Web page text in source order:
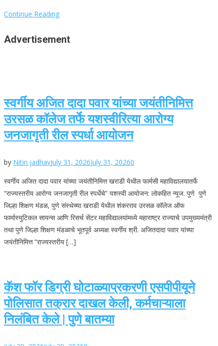
Continue Reading
Advertisement
स्वर्गीय अजित दादा पवार यांच्या जयंतीनिमित्त
उरसळ कॉलेज तर्फे यशस्वीरित्या आरोग्य
जनजागृती रील स्पर्धा आयोजन
by Nitin jadhavJuly 31, 2026July 31, 20260
स्वर्गीय अजित दादा पवार यांच्या जयंतीनिमित्त खराडी येथील फार्मसी महाविद्यालयातर्फे
“राज्यस्तरीय आरोग्य जनजागृती रील स्पर्धेचे” यशस्वी आयोजन: लोकहित न्यूज. पुणे पुणे
जिल्हा शिक्षण मंडळ, पुणे संस्थेच्या खराडी येथील शंकरराव उरसळ कॉलेज ऑफ
फार्मास्युटिकल सायन्स आणि रिसर्च सेंटर महाविद्यालयांमध्ये महाराष्ट्र राज्याचे उपमुख्यमंत्री
तथा पुणे जिल्हा शिक्षण मंडळाचे भूतपूर्व अध्यक्ष स्वर्गीय श्री. अजितदादा पवार यांच्या
जयंतीनिमित्त ”राज्यस्तरीय […]
कॅश फॉर डिग्री घोटाळ्याप्रकरणी एसपीपीयूने
पोलिसात तक्रार दाखल केली, कर्मचाऱ्याला
निलंबित केले | पुणे बातम्या